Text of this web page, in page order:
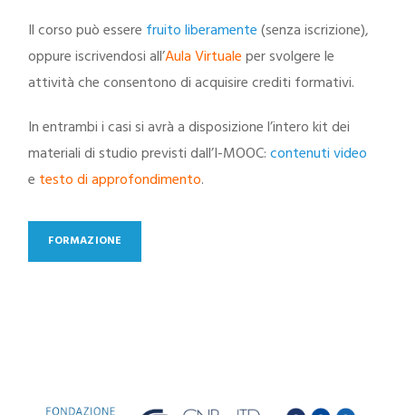
Il corso può essere fruito liberamente(senza iscrizione),
oppure iscrivendosi all’Aula Virtualeper svolgere le
attività che consentono di acquisire crediti formativi.
In entrambi i casi si avrà a disposizione l’intero kit dei
materiali di studio previsti dall’I-MOOC:contenuti video
e testo di approfondimento.
FORMAZIONE